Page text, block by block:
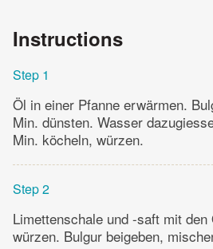
Instructions
Step 1
Öl in einer Pfanne erwärmen.
Min. dünsten. Wasser
Min. köcheln, würzen.
Step 2
Limettenschale und -saft mit den
würzen. Bulgur beigeben,